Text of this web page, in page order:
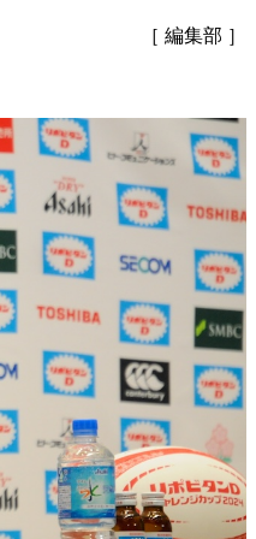
［ 編集部 ］